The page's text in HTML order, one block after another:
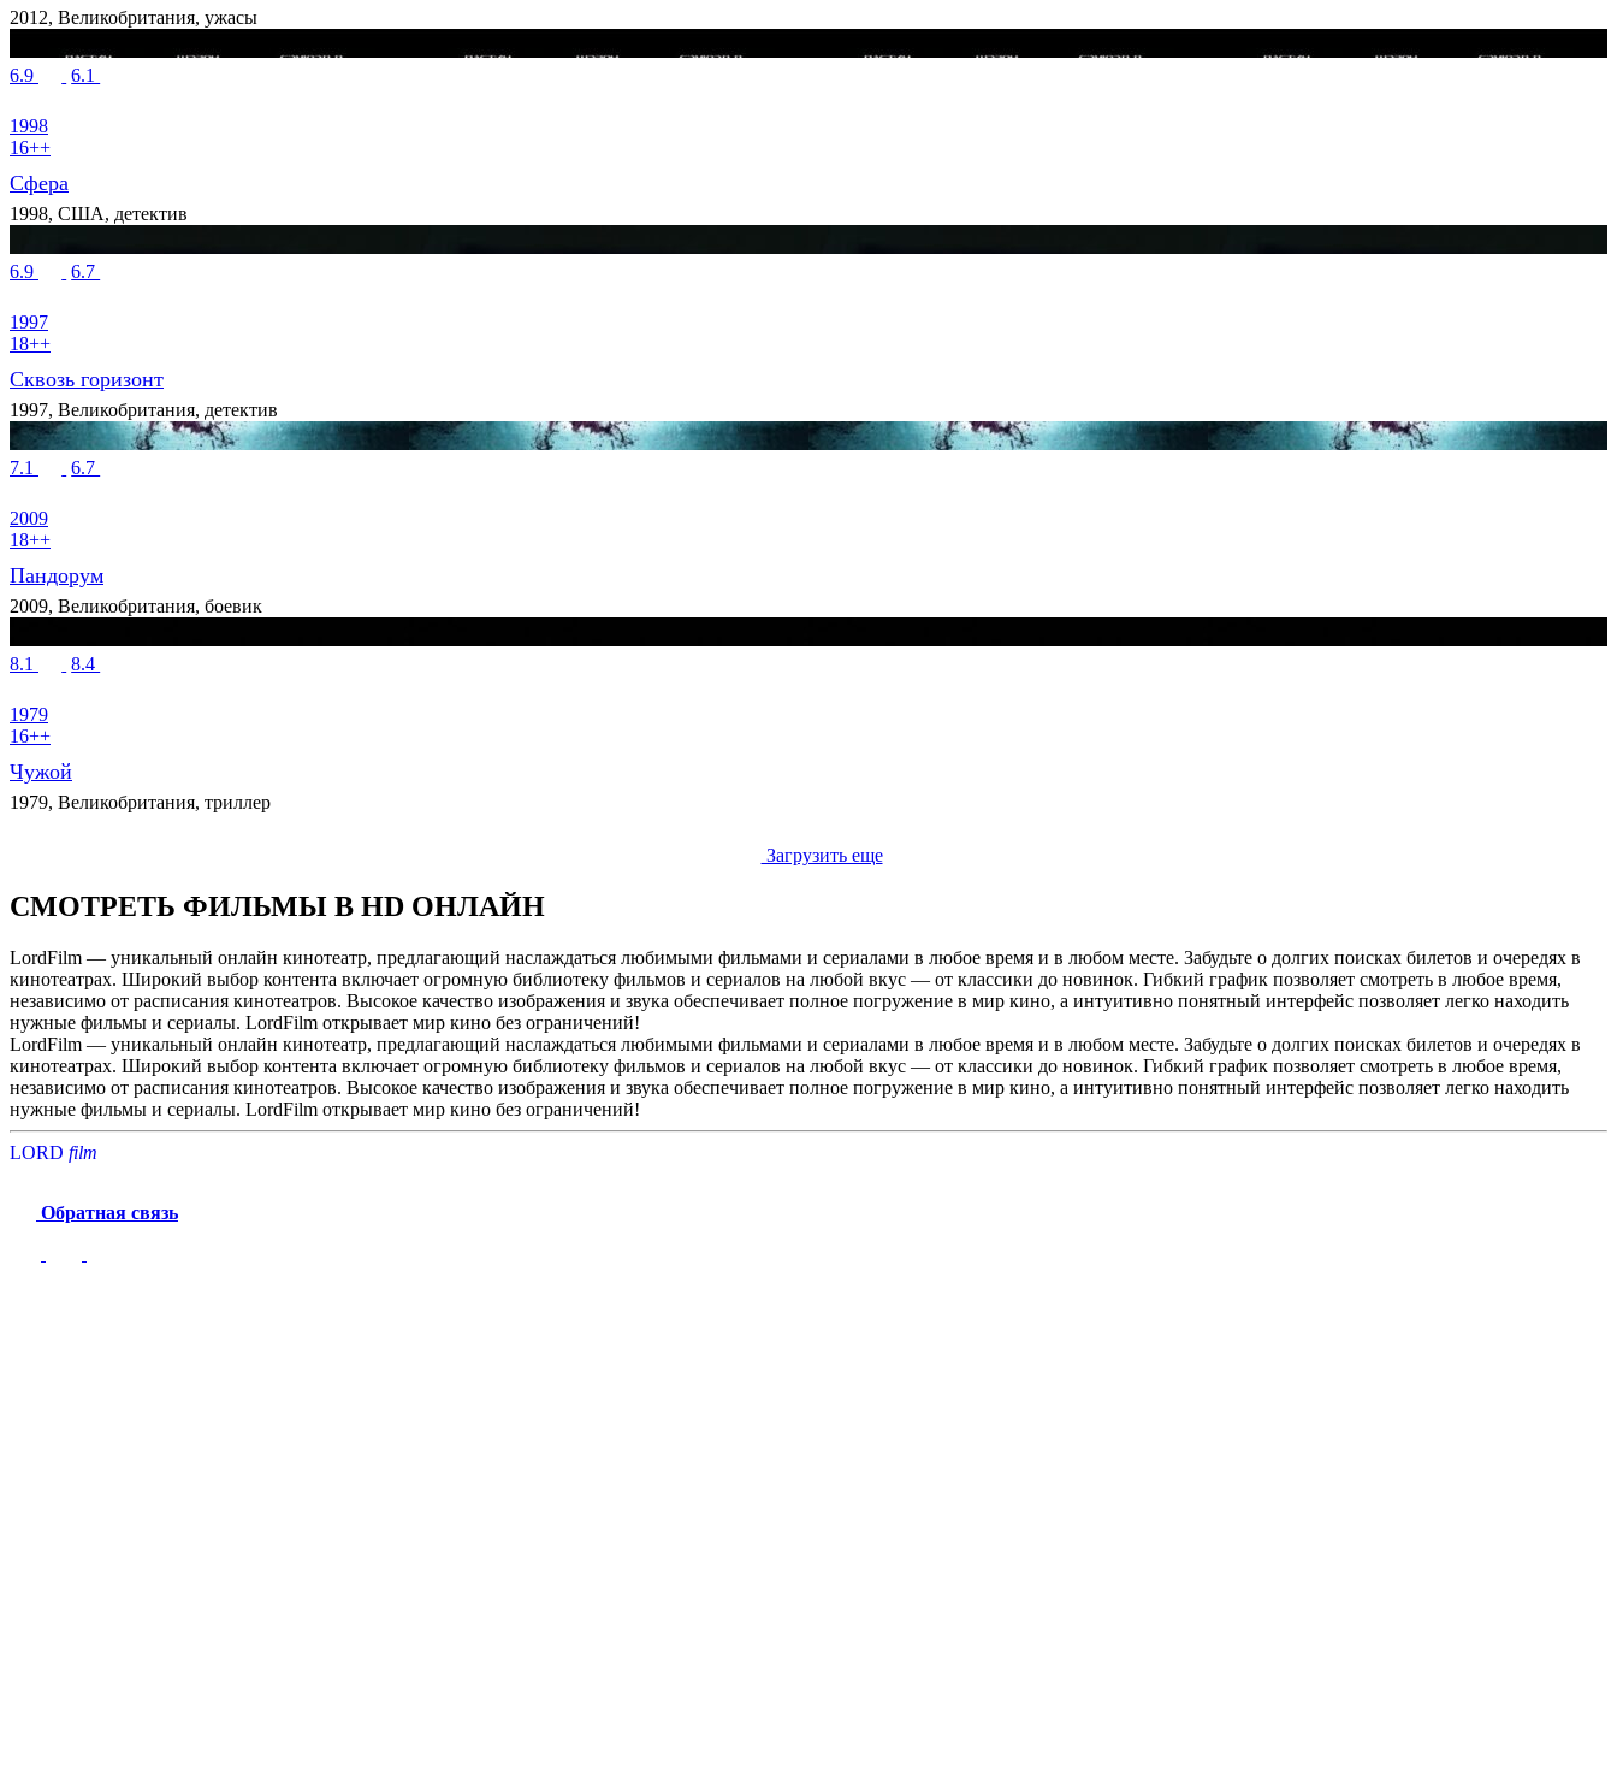
2012, Великобритания, ужасы
6.9 6.1
1998
16++
Сфера
1998, США, детектив
6.9 6.7
1997
18++
Сквозь горизонт
1997, Великобритания, детектив
7.1 6.7
2009
18++
Пандорум
2009, Великобритания, боевик
8.1 8.4
1979
16++
Чужой
1979, Великобритания, триллер
Загрузить еще
СМОТРЕТЬ ФИЛЬМЫ В HD ОНЛАЙН
LordFilm — уникальный онлайн кинотеатр, предлагающий наслаждаться любимыми фильмами и сериалами в любое время и в любом месте. Забудьте о долгих поисках билетов и очередях в
кинотеатрах. Широкий выбор контента включает огромную библиотеку фильмов и сериалов на любой вкус — от классики до новинок. Гибкий график позволяет смотреть в любое время,
независимо от расписания кинотеатров. Высокое качество изображения и звука обеспечивает полное погружение в мир кино, а интуитивно понятный интерфейс позволяет легко находить
нужные фильмы и сериалы. LordFilm открывает мир кино без ограничений!
LordFilm — уникальный онлайн кинотеатр, предлагающий наслаждаться любимыми фильмами и сериалами в любое время и в любом месте. Забудьте о долгих поисках билетов и очередях в
кинотеатрах. Широкий выбор контента включает огромную библиотеку фильмов и сериалов на любой вкус — от классики до новинок. Гибкий график позволяет смотреть в любое время,
независимо от расписания кинотеатров. Высокое качество изображения и звука обеспечивает полное погружение в мир кино, а интуитивно понятный интерфейс позволяет легко находить
нужные фильмы и сериалы. LordFilm открывает мир кино без ограничений!
LORD film
Обратная связь